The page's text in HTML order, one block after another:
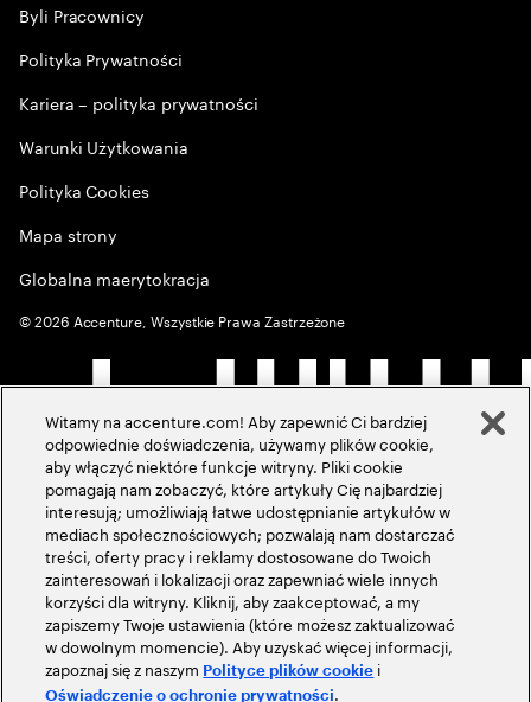
Byli Pracownicy
Polityka Prywatności
Kariera – polityka prywatności
Warunki Użytkowania
Polityka Cookies
Mapa strony
Globalna maerytokracja
©2026 Accenture, Wszystkie Prawa Zastrzeżone
Witamy na accenture.com! Aby zapewnić Ci bardziej
odpowiednie doświadczenia, używamy plików cookie,
aby włączyć niektóre funkcje witryny. Pliki cookie
pomagają nam zobaczyć, które artykuły Cię najbardziej
interesują; umożliwiają łatwe udostępnianie artykułów w
mediach społecznościowych; pozwalają nam dostarczać
treści, oferty pracy i reklamy dostosowane do Twoich
zainteresowań i lokalizacji oraz zapewniać wiele innych
korzyści dla witryny. Kliknij, aby zaakceptować, a my
zapiszemy Twoje ustawienia (które możesz zaktualizować
w dowolnym momencie). Aby uzyskać więcej informacji,
zapoznaj się z naszym Polityce plików cookie i
Oświadczenie o ochronie prywatności.